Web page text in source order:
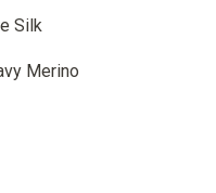
Silk
Merino